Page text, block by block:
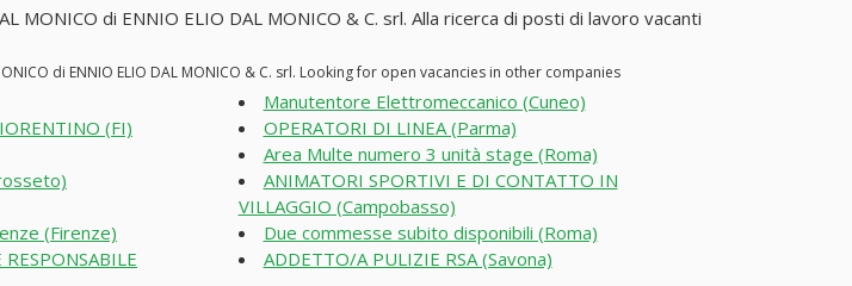
MONICO di ENNIO ELIO DAL MONICO & C. srl. Alla ricerca di posti di lavoro vacanti
di ENNIO ELIO DAL MONICO & C. srl. Looking for open vacancies in other companies
(FI)
(Firenze)
Manutentore Elettromeccanico (Cuneo)
OPERATORI DI LINEA (Parma)
Area Multe numero 3 unità stage (Roma)
ANIMATORI SPORTIVI E DI CONTATTO IN
VILLAGGIO (Campobasso)
Due commesse subito disponibili (Roma)
ADDETTO/A PULIZIE RSA (Savona)